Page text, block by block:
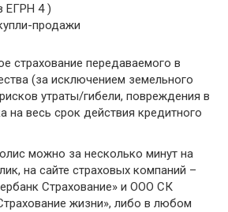
ЕГРН 4 )
продажи
страхование передаваемого в
(за исключением земельного
утраты/гибели, повреждения в
на весь срок действия кредитного
можно за несколько минут на
на сайте страховых компаний –
Страхование» и ООО СК
жизни», либо в любом